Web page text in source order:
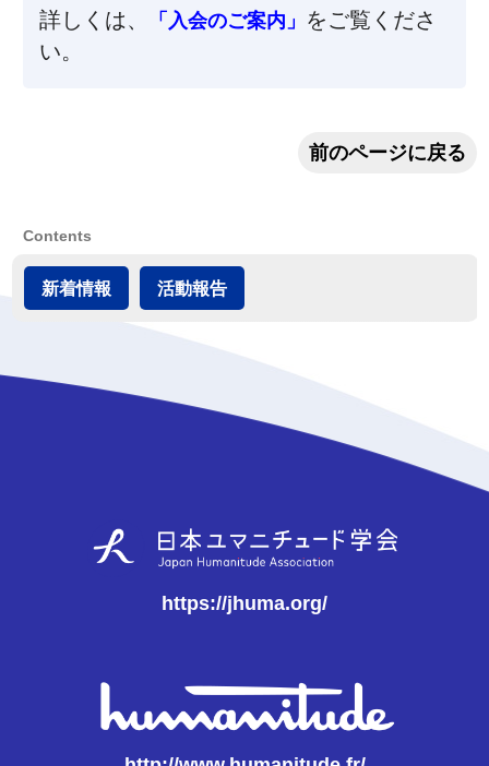
詳しくは、 「入会のご案内」 をご覧くださ
い。
前のページに戻る
Contents
新着情報 活動報告
https://jhuma.org/